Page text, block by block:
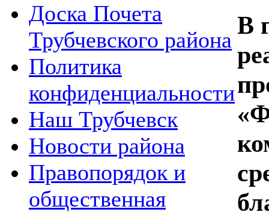
Доска Почета
Трубчевского района
Политика
конфиденциальности
Наш Трубчевск
Новости района
Правопорядок и
общественная
В